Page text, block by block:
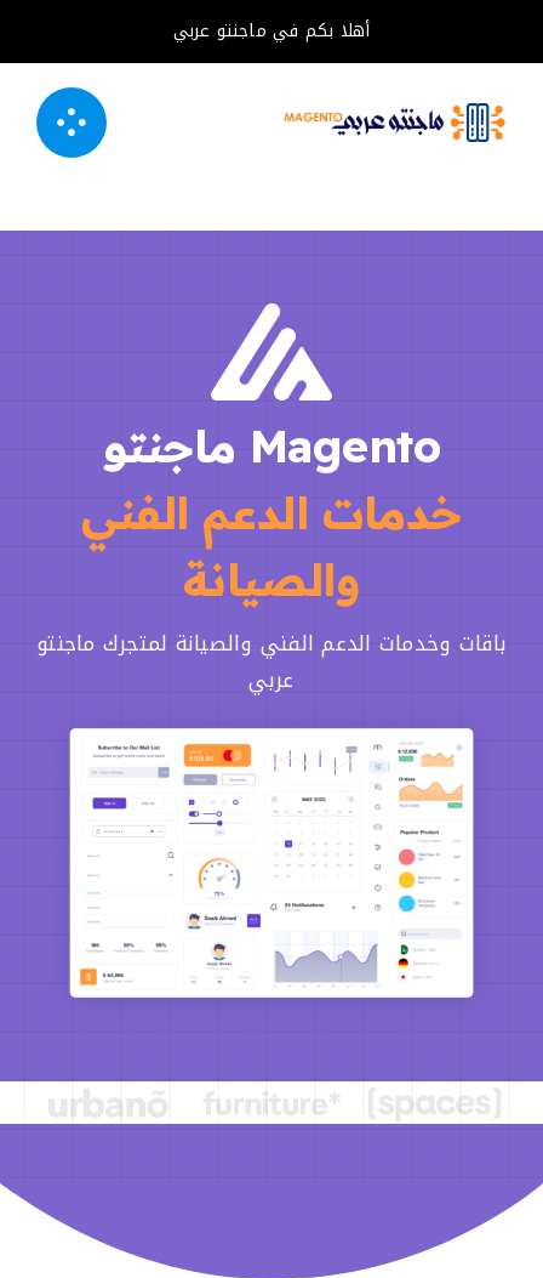
أهلا بكم في ماجنتو عربي
Magento ماجنتو
خدمات الدعم الفني
والصيانة
باقات وخدمات الدعم الفني والصيانة لمتجرك ماجنتو
عربي